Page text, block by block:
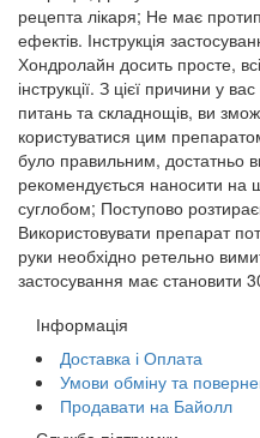
рецепта лікаря; Не має
ефектів. Інструкція
Хондролайн досить просте,
інструкції. З цієї причини у
питань та складнощів, ви
користуватися цим
було правильним, достатньо
рекомендується наносити на
суглобом; Поступово
Використовувати препарат
руки необхідно ретельно
застосування має становити
Інформація
Доставка і Оплата
Умови обміну та
Продавати на Байолл